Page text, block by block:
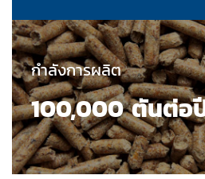
กำลังการผลิต
100,000 ตันต่อ